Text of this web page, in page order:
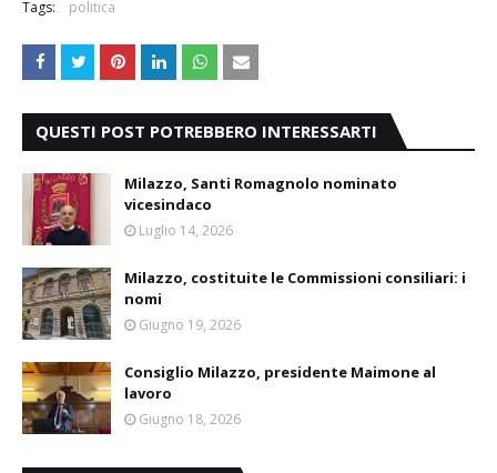
Tags: politica
QUESTI POST POTREBBERO INTERESSARTI
Milazzo, Santi Romagnolo nominato
vicesindaco
Luglio 14, 2026
Milazzo, costituite le Commissioni consiliari: i
nomi
Giugno 19, 2026
Consiglio Milazzo, presidente Maimone al
lavoro
Giugno 18, 2026